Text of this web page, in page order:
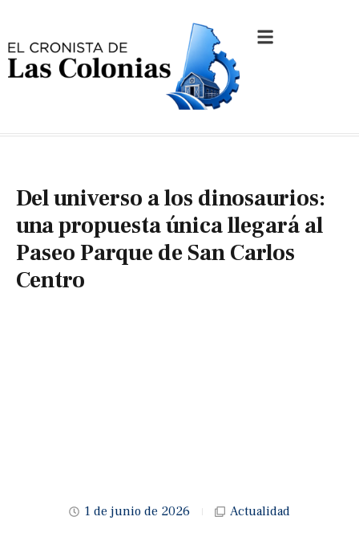
Del universo a los dinosaurios:
una propuesta única llegará al
Paseo Parque de San Carlos
Centro
1 de junio de 2026 Actualidad